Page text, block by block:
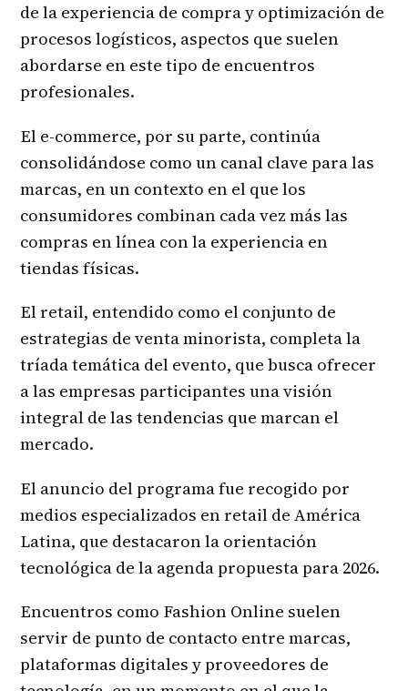
de la experiencia de compra y optimización de
procesos logísticos, aspectos que suelen
abordarse en este tipo de encuentros
profesionales.
El e-commerce, por su parte, continúa
consolidándose como un canal clave para las
marcas, en un contexto en el que los
consumidores combinan cada vez más las
compras en línea con la experiencia en
tiendas físicas.
El retail, entendido como el conjunto de
estrategias de venta minorista, completa la
tríada temática del evento, que busca ofrecer
a las empresas participantes una visión
integral de las tendencias que marcan el
mercado.
El anuncio del programa fue recogido por
medios especializados en retail de América
Latina, que destacaron la orientación
tecnológica de la agenda propuesta para 2026.
Encuentros como Fashion Online suelen
servir de punto de contacto entre marcas,
plataformas digitales y proveedores de